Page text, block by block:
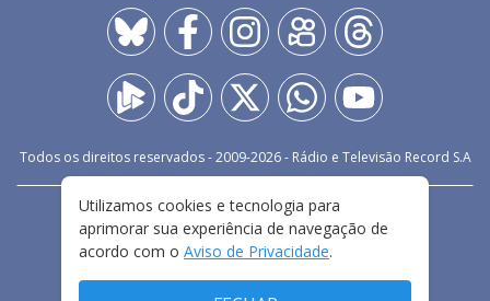
Todos os direitos reservados - 2009-2026- Rádio e Televisão Record S.A
FALE CONOSCO
PRIVACIDADE
TERMOS E CONDIÇÕES DE USO
Utilizamos cookies e tecnologia para
aprimorar sua experiência de navegação de
acordo com o Aviso de Privacidade.